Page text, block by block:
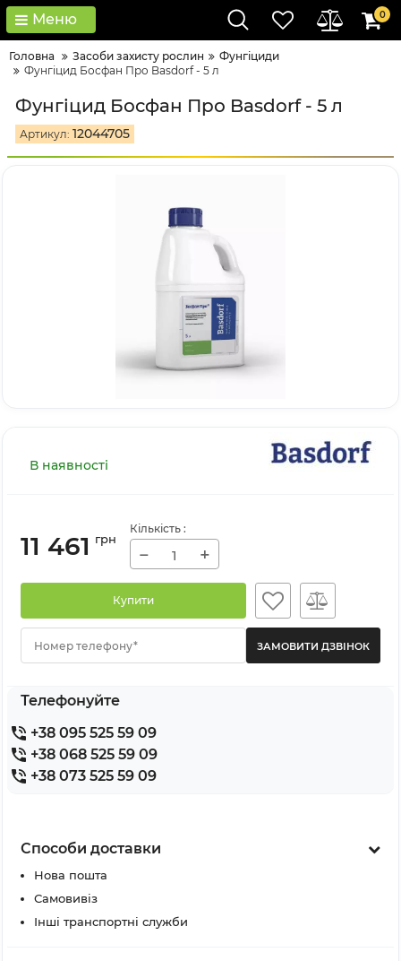
Меню 0
Головна Засоби захисту рослин
Фунгіциди
Фунгіцид Босфан Про Basdorf - 5 л
Фунгіцид Босфан Про Basdorf - 5 л
Артикул: 12044705
В наявності
11 461 грн
Кількість :
− +
Купити
Номер телефону*
Телефонуйте
+38 095 525 59 09
+38 068 525 59 09
+38 073 525 59 09
Способи доставки
Нова пошта
Самовивіз
Інші транспортні служби